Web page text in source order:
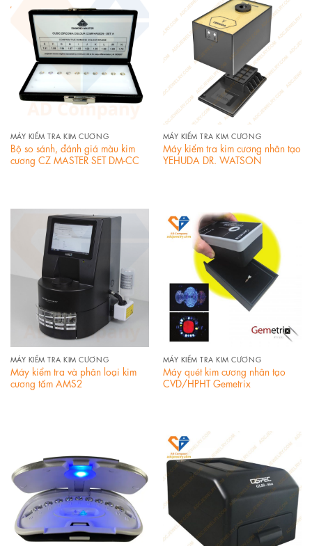
MÁY KIỂM TRA KIM CƯƠNG
Bộ so sánh, đánh giá màu kim
cương CZ MASTER SET DM-CC
MÁY KIỂM TRA KIM CƯƠNG
Máy kiểm tra kim cương nhân tạo
YEHUDA DR. WATSON
MÁY KIỂM TRA KIM CƯƠNG
Máy kiểm tra và phân loại kim
cương tấm AMS2
MÁY KIỂM TRA KIM CƯƠNG
Máy quét kim cương nhân tạo
CVD/HPHT Gemetrix